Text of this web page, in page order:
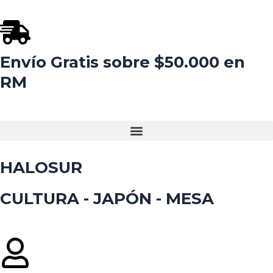
al
contenido
Envío Gratis sobre $50.000 en
RM
HALOSUR
CULTURA - JAPÓN - MESA